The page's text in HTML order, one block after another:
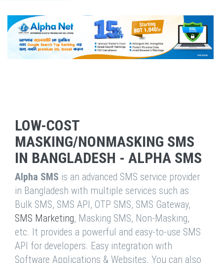
LOW-COST
MASKING/NONMASKING SMS
IN BANGLADESH - ALPHA SMS
Alpha SMS is an advanced SMS service provider
in Bangladesh with multiple services such as
Bulk SMS, SMS API, OTP SMS, SMS Gateway,
SMS Marketing, Masking SMS, Non-Masking,
etc. It provides a powerful and easy-to-use SMS
API for developers. Easy integration with
Software Applications & Websites. You can also